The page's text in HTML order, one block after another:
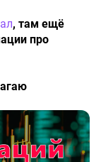
, там ещё
про